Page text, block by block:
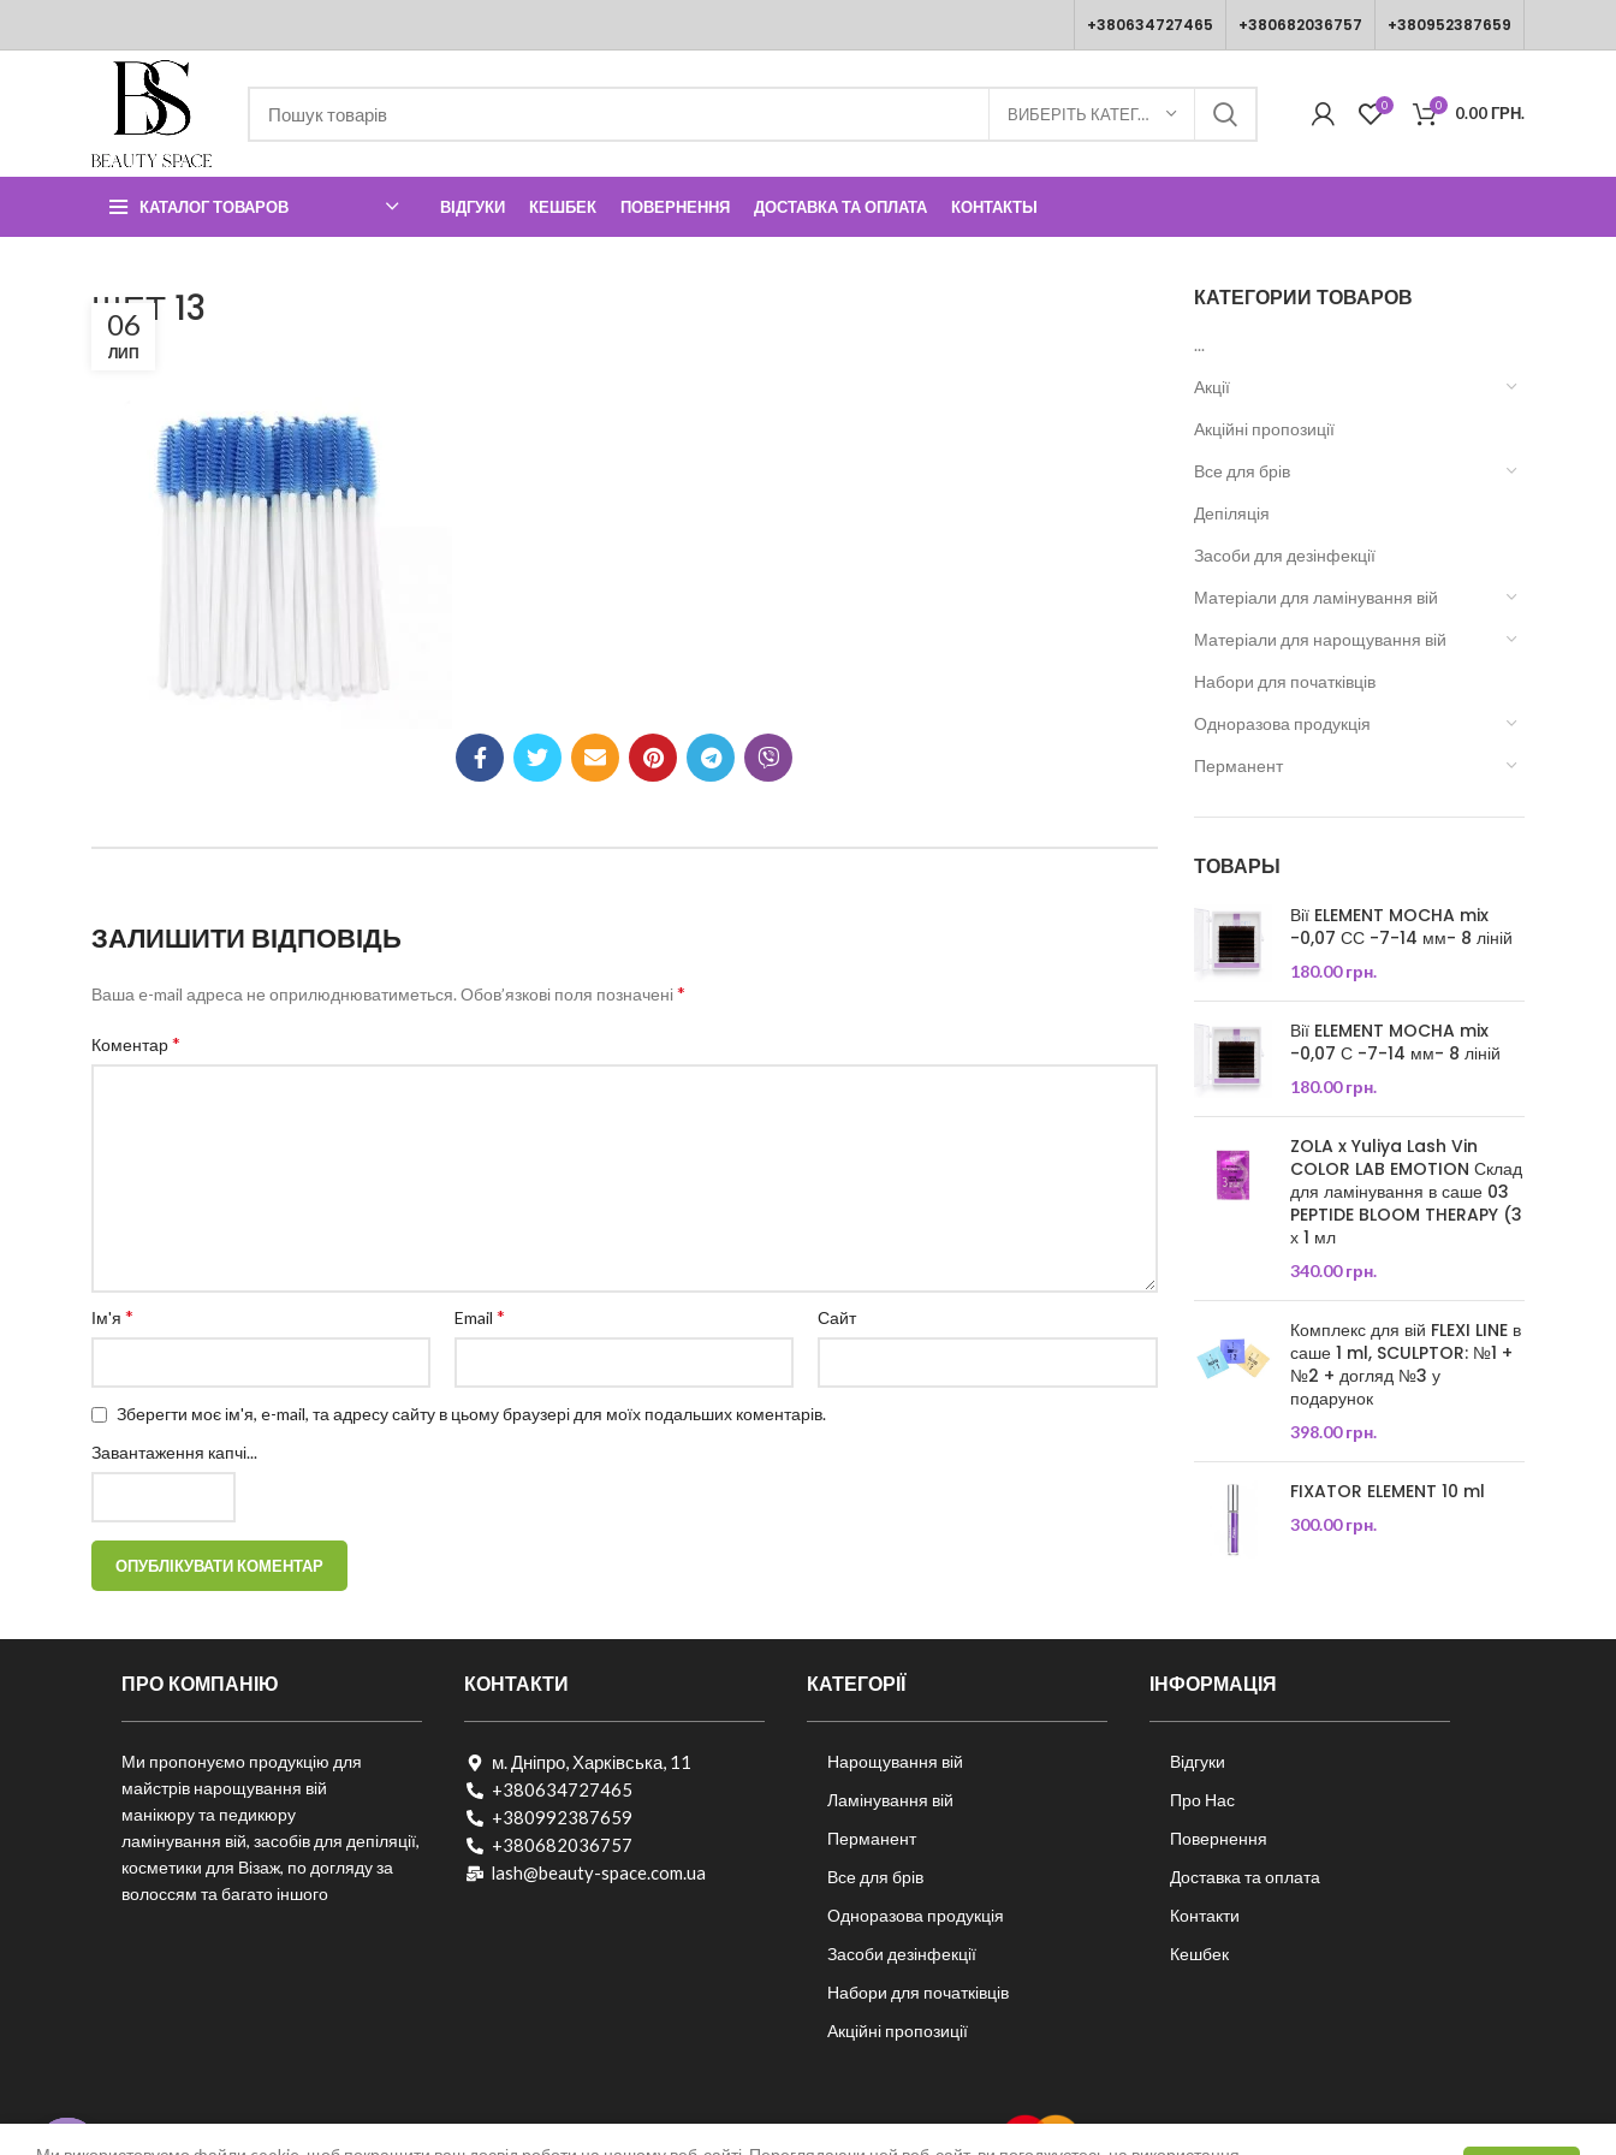
+380634727465 +380682036757 +380952387659
ВИБЕРІТЬ КАТЕГОРІЮ 0 0 0.00ГРН.
КАТАЛОГ ТОВАРОВ ВІДГУКИ КЕШБЕК ПОВЕРНЕННЯ ДОСТАВКА ТА ОПЛАТА КОНТАКТЫ
ЩЕТ 13
06
ЛИП
ЗАЛИШИТИ ВІДПОВІДЬ
Ваша e-mail адреса не оприлюднюватиметься. Обов’язкові поля позначені*
Коментар*
Ім'я * Email* Сайт
Зберегти моє ім'я, e-mail, та адресу сайту в цьому браузері для моїх подальших коментарів.
Завантаження капчі...
КАТЕГОРИИ ТОВАРОВ
...
Акції
Акційні пропозиції
Все для брів
Депіляція
Засоби для дезінфекції
Матеріали для ламінування вій
Матеріали для нарощування вій
Набори для початківців
Одноразова продукція
Перманент
ТОВАРЫ
Вії ELEMENT MOCHA mix
-0,07 СС -7-14 мм- 8 ліній
180.00грн.
Вії ELEMENT MOCHA mix
-0,07 С -7-14 мм- 8 ліній
180.00грн.
ZOLA x Yuliya Lash Vin
COLOR LAB EMOTION Склад
для ламінування в саше 03
PEPTIDE BLOOM THERAPY (3
х 1 мл
340.00грн.
Комплекс для вій FLEXI LINE в
саше 1 ml, SCULPTOR: №1 +
№2 + догляд №3 у
подарунок
398.00грн.
FIXATOR ELEMENT 10 ml
300.00грн.
ПРО КОМПАНІЮ
Ми пропонуємо продукцію для
майстрів нарощування вій
манікюру та педикюру
ламінування вій, засобів для депіляції,
косметики для Візаж, по догляду за
волоссям та багато іншого
КОНТАКТИ
м. Дніпро, Харківська, 11
+380634727465
+380992387659
+380682036757​
lash@beauty-space.com.ua
КАТЕГОРІЇ
Нарощування вій
Ламінування вій
Перманент
Все для брів
Одноразова продукція
Засоби дезінфекції
Набори для початківців
Акційні пропозиції
ІНФОРМАЦІЯ
Відгуки
Про Нас
Повернення
Доставка та оплата
Контакти
Кешбек